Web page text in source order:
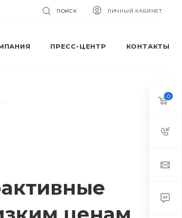
ЛИЧНЫЙ КАБИНЕТ
ПОИСК
ПРЕСС-ЦЕНТР КОНТАКТЫ
0